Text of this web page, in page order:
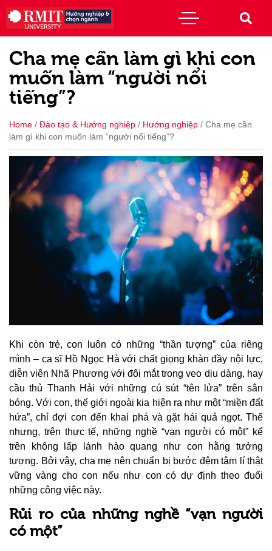
Cha mẹ cần làm gì khi con
muốn làm “người nổi
tiếng”?
Home / Đào tạo & Hướng nghiệp / Hướng nghiệp / Cha mẹ cần
làm gì khi con muốn làm “người nổi tiếng”?
Khi còn trẻ, con luôn có những “thần tượng” của riêng
mình – ca sĩ Hồ Ngọc Hà với chất giọng khàn đầy nội lực,
diễn viên Nhã Phương với đôi mắt trong veo dịu dàng, hay
cầu thủ Thanh Hải với những cú sút “tên lửa” trên sân
bóng. Với con, thế giới ngoài kia hiện ra như một “miền đất
hứa”, chỉ đợi con đến khai phá và gặt hái quả ngọt. Thế
nhưng, trên thực tế, những nghề “vạn người có một” kể
trên không lấp lánh hào quang như con hằng tưởng
tượng. Bởi vậy, cha mẹ nên chuẩn bị bước đệm tâm lí thật
vững vàng cho con nếu như con có dự định theo đuổi
những công việc này.
Rủi ro của những nghề “vạn người
có một”